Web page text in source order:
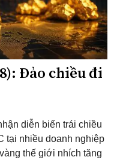
Đảo chiều đi
diễn biến trái chiều
tại nhiều doanh nghiệp
thế giới nhích tăng